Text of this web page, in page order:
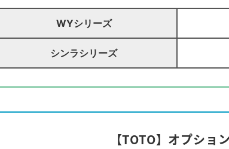
WYシリーズ
シンラシリーズ
【TOTO】オプショ